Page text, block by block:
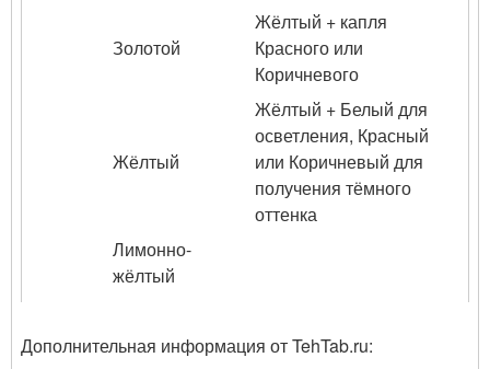
Золотой
Жёлтый + капля
Красного или
Коричневого
Жёлтый
Жёлтый + Белый для
осветления, Красный
или Коричневый для
получения тёмного
оттенка
Лимонно-
жёлтый
Дополнительная информация от TehTab.ru: